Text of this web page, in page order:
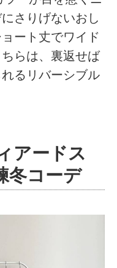
さりげないおし
ート丈でワイド
らは、裏返せば
るリバーシブル
アードス
冬コーデ